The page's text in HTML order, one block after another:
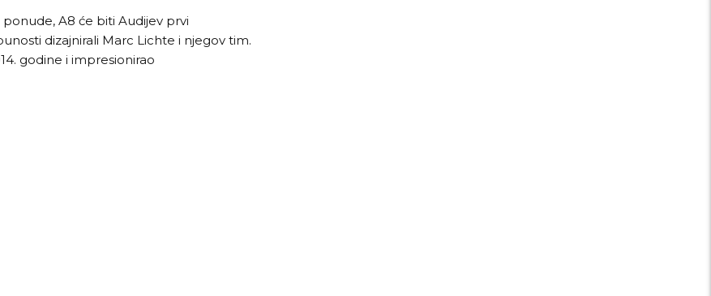
A8 će biti Audijev prvi
dizajnirali Marc Lichte i njegov tim.
godine i impresionirao